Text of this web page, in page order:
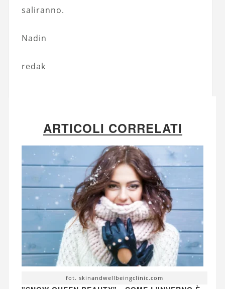
saliranno.
Nadin
redak
ARTICOLI CORRELATI
fot. skinandwellbeingclinic.com